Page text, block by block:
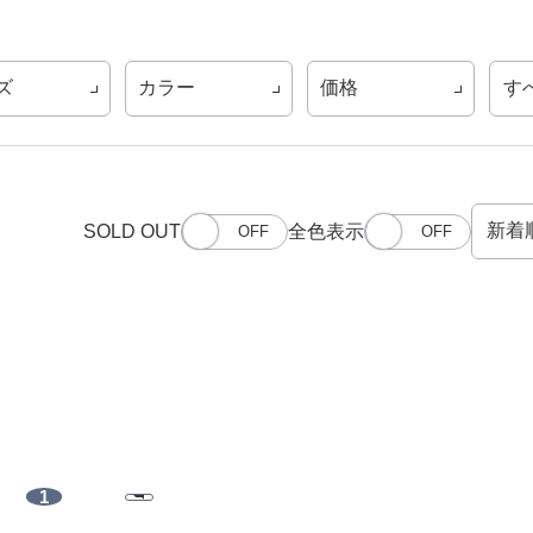
カラー 価格 す
SOLD OUT 全色表示
1